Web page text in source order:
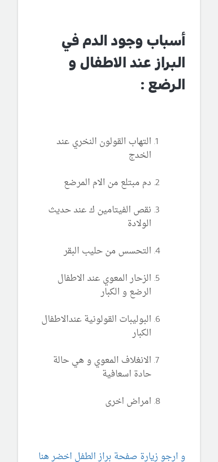
أسباب وجود الدم في
البراز عند الاطفال و
الرضع :
التهاب القولون النخري عند
الخدج
دم مبتلع من الام المرضع
نقص الفيتامين ك عند حديث
الولادة
التحسس من حليب البقر
الزحار المعوي عند الاطفال
الرضع و الكبار
البوليبات القولونية عندالاطفال
الكبار
الانغلاف المعوي و هي حالة
حادة اسعافية
امراض اخرى
و ارجو زيارة صفحة براز الطفل اخضر هنا